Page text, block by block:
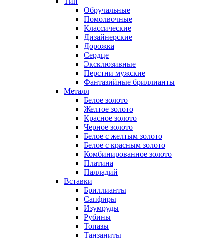
Обручальные
Помолвочные
Классические
Дизайнерские
Дорожка
Сердце
Эксклюзивные
Перстни мужские
Фантазийные бриллианты
Металл
Белое золото
Желтое золото
Красное золото
Черное золото
Белое с желтым золото
Белое с красным золото
Комбинированное золото
Платина
Палладий
Вставки
Бриллианты
Сапфиры
Изумруды
Рубины
Топазы
Танзаниты